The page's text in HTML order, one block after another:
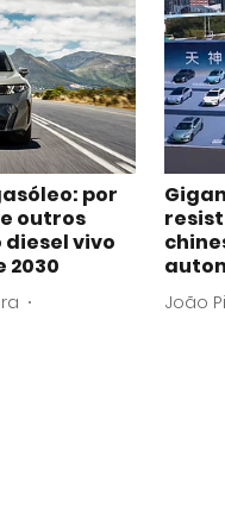
por
outros
vivo
2030
João